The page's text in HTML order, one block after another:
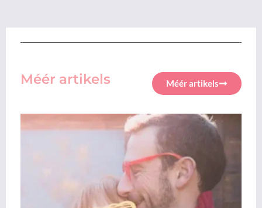
Méér artikels Méér artikels